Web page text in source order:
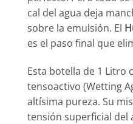
cal del agua deja
sobre la emulsión. El
es el paso final que
Esta botella de 1 Litro
tensoactivo (Wetting
altísima pureza. Su
tensión superficial del